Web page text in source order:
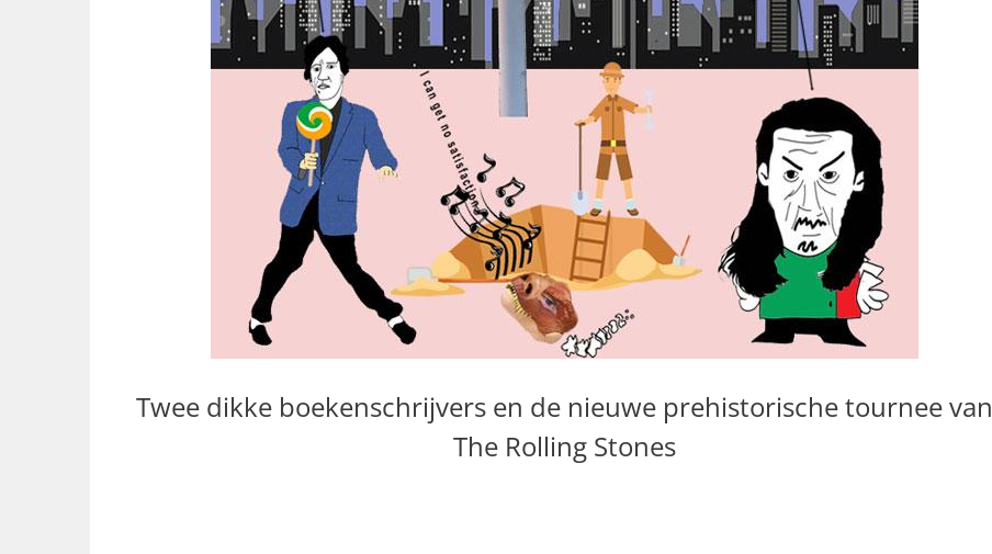
Twee dikke boekenschrijvers en de nieuwe prehistorische tournee van
The Rolling Stones